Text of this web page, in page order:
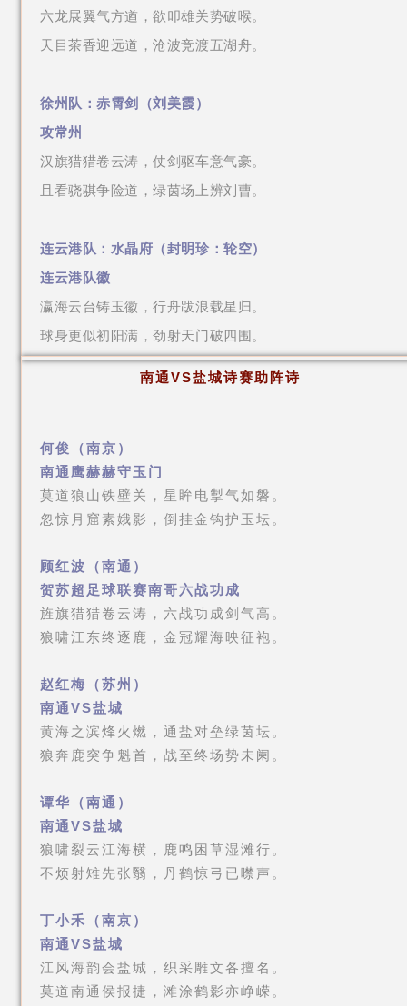
六龙展翼气方遒，欲叩雄关势破喉。
天目茶香迎远道，沧波竞渡五湖舟。
徐州队：赤霄剑（刘美霞）
攻常州
汉旗猎猎卷云涛，仗剑驱车意气豪。
且看骁骐争险道，绿茵场上辨刘曹。
连云港队：水晶府（封明珍 ：轮空）
连云港队徽
瀛海云台铸玉徽，行舟跋浪载星归。
球身更似初阳满，劲射天门破四围。
南通VS盐城诗赛助阵诗
何俊（南京）
南通鹰赫赫守玉门
莫道狼山铁壁关，星眸电掣气如磐。
忽惊月窟素娥影，倒挂金钩护玉坛。
顾红波（南通）
贺苏超足球联赛南哥六战功成
旌旗猎猎卷云涛，六战功成剑气高。
狼啸江东终逐鹿，金冠耀海映征袍。
赵红梅（苏州）
南通VS盐城
黄海之滨烽火燃，通盐对垒绿茵坛。
狼奔鹿突争魁首，战至终场势未阑。
谭华（南通）
南通VS盐城
狼啸裂云江海横，鹿鸣困草湿滩行。
不烦射雉先张翳，丹鹤惊弓已噤声。
丁小禾（南京）
南通VS盐城
江风海韵会盐城，织采雕文各擅名。
莫道南通侯报捷，滩涂鹤影亦峥嵘。